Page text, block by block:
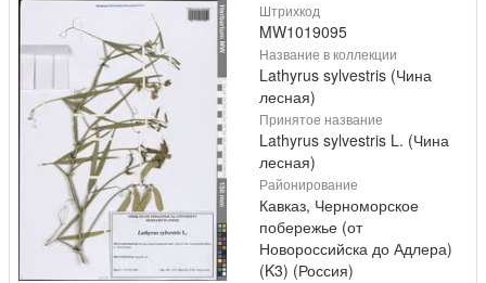
Штрихкод
MW1019095
Название в коллекции
Lathyrus sylvestris (Чина
лесная)
Принятое название
Lathyrus sylvestris L. (Чина
лесная)
Районирование
Кавказ, Черноморское
побережье (от
Новороссийска до Адлера)
(K3) (Россия)